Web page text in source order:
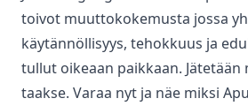
toivot muuttokokemusta jossa
käytännöllisyys, tehokkuus ja
tullut oikeaan paikkaan.
taakse. Varaa nyt ja näe miksi